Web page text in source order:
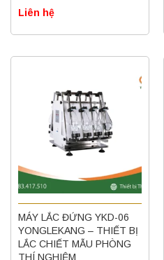
Liên hệ
MÁY LẮC ĐỨNG YKD-06
YONGLEKANG – THIẾT BỊ
LẮC CHIẾT MẪU PHÒNG
THÍ NGHIỆM